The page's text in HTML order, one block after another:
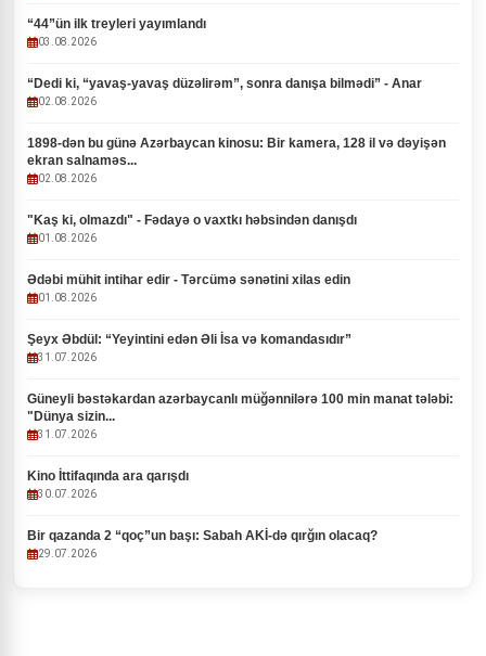
“44”ün ilk treyleri yayımlandı
03.08.2026
“Dedi ki, “yavaş-yavaş düzəlirəm”, sonra danışa bilmədi” - Anar
02.08.2026
1898-dən bu günə Azərbaycan kinosu: Bir kamera, 128 il və dəyişən
ekran salnaməs...
02.08.2026
"Kaş ki, olmazdı" - Fədayə o vaxtkı həbsindən danışdı
01.08.2026
Ədəbi mühit intihar edir - Tərcümə sənətini xilas edin
01.08.2026
Şeyx Əbdül: “Yeyintini edən Əli İsa və komandasıdır”
31.07.2026
Güneyli bəstəkardan azərbaycanlı müğənnilərə 100 min manat tələbi:
"Dünya sizin...
31.07.2026
Kino İttifaqında ara qarışdı
30.07.2026
Bir qazanda 2 “qoç”un başı: Sabah AKİ-də qırğın olacaq?
29.07.2026